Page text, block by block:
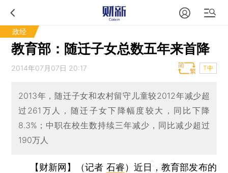
政经
教育部：随迁子女总数五年来首降
2014年07月07日 20:17 T中
2013年，随迁子女和农村留守儿童较2012年减少超
过261万人，随迁子女下降幅度较大，同比下降
8.3%；中职在校生数持续三年减少，同比减少超过
190万人
【财新网】（记者 石睿） 近日，教育部发布的